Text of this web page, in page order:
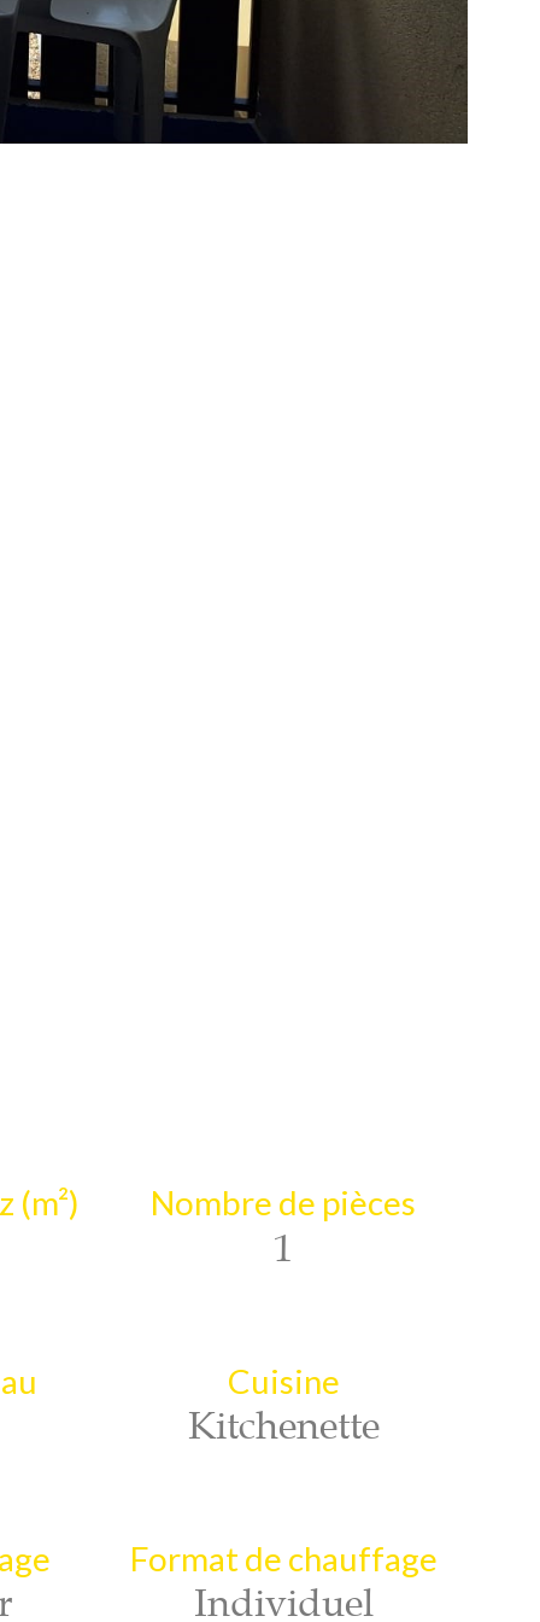
(m²) Nombre de pièces
1
Cuisine
Kitchenette
Format de chauffage
Individuel